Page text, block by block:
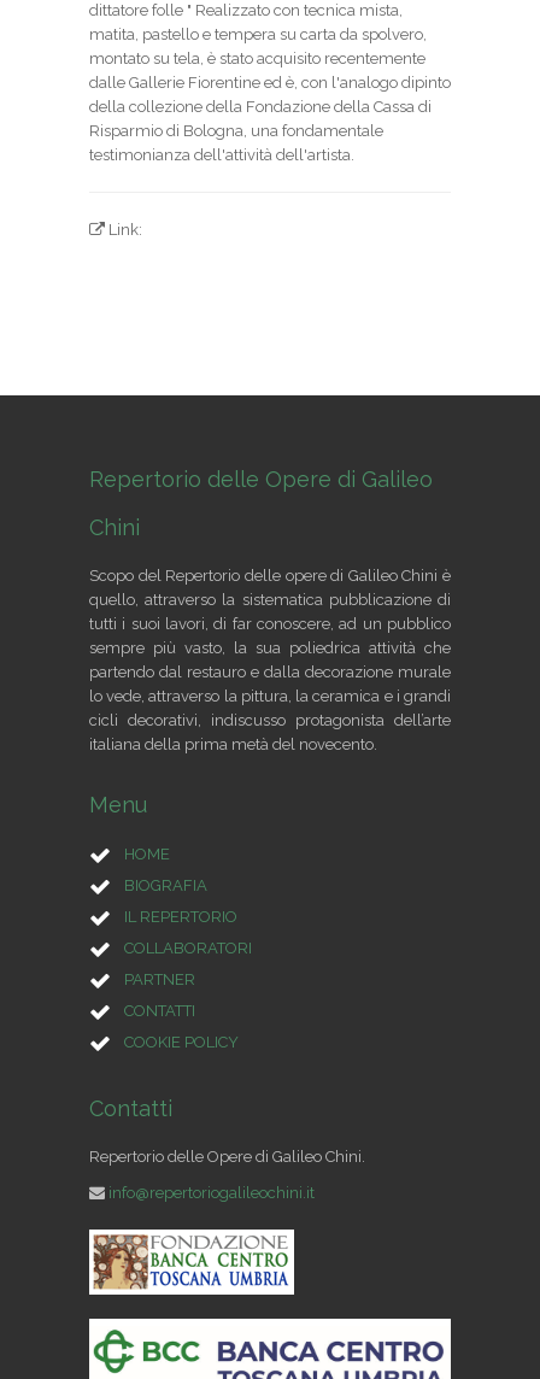
dittatore folle " Realizzato con tecnica mista,
matita, pastello e tempera su carta da spolvero,
montato su tela, è stato acquisito recentemente
dalle Gallerie Fiorentine ed è, con l'analogo dipinto
della collezione della Fondazione della Cassa di
Risparmio di Bologna, una fondamentale
testimonianza dell'attività dell'artista.
Link:
Repertorio delle Opere di Galileo
Chini
Scopo del Repertorio delle opere di Galileo Chini è
quello, attraverso la sistematica pubblicazione di
tutti i suoi lavori, di far conoscere, ad un pubblico
sempre più vasto, la sua poliedrica attività che
partendo dal restauro e dalla decorazione murale
lo vede, attraverso la pittura, la ceramica e i grandi
cicli decorativi, indiscusso protagonista dell’arte
italiana della prima metà del novecento.
Menu
HOME
BIOGRAFIA
IL REPERTORIO
COLLABORATORI
PARTNER
CONTATTI
COOKIE POLICY
Contatti
Repertorio delle Opere di Galileo Chini.
info@repertoriogalileochini.it